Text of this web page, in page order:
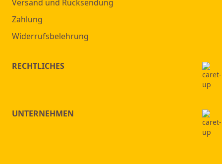
Versand und Rücksendung
Zahlung
Widerrufsbelehrung
RECHTLICHES
UNTERNEHMEN